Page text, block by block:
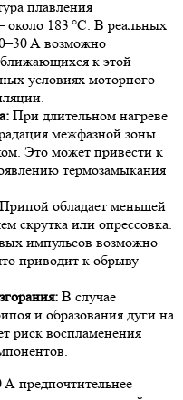
плавления
около 183 °C. В реальных
А возможно
к этой
условиях моторного
При длительном нагреве
межфазной зоны
Это может привести к
термозамыкания
Припой обладает меньшей
скрутка или опрессовка.
импульсов возможно
приводит к обрыву
В случае
и образования дуги на
риск воспламенения
предпочтительнее